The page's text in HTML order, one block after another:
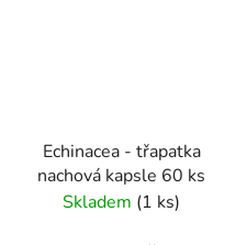
Echinacea - třapatka
nachová kapsle 60 ks
Skladem (1 ks)